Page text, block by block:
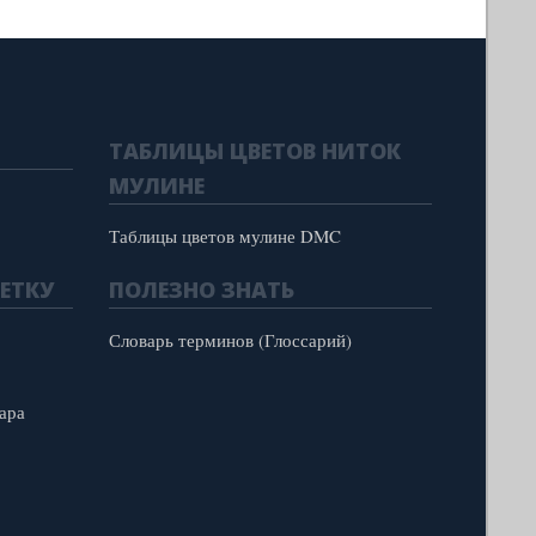
ТАБЛИЦЫ ЦВЕТОВ НИТОК
МУЛИНЕ
Таблицы цветов мулине DMC
ПОЛЕЗНО ЗНАТЬ
Словарь терминов (Глоссарий)